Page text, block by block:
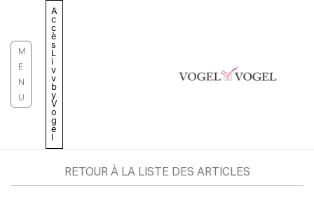
M
E
N
U
A
c
c
è
s
L
i
v
v
b
y
V
o
g
e
l
RETOUR À LA LISTE DES ARTICLES